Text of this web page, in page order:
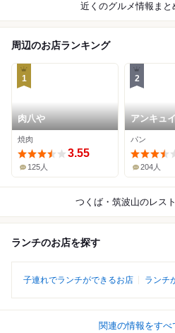
近くのグルメ情報まと
周辺のお店ランキング
1
肉八や
焼肉
3.55
125人
2
アンキュ
パン
204人
つくば・筑波山のレス
ランチのお店を探す
子連れでランチができるお店 ランチ
関連の情報をすべ